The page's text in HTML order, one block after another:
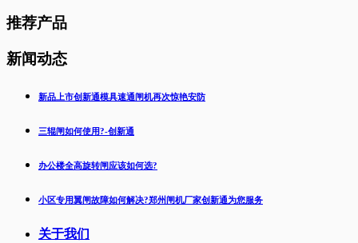
推荐产品
新闻动态
新品上市创新通模具速通闸机再次惊艳安防
三辊闸如何使用?-创新通
办公楼全高旋转闸应该如何选?
小区专用翼闸故障如何解决?郑州闸机厂家创新通为您服务
关于我们